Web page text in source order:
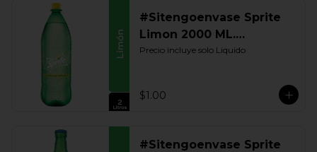
#Sitengoenvase Sprite
Limon 2000 ML.
Retornable
Precio incluye solo Liquido
$1.00
#Sitengoenvase Sprite